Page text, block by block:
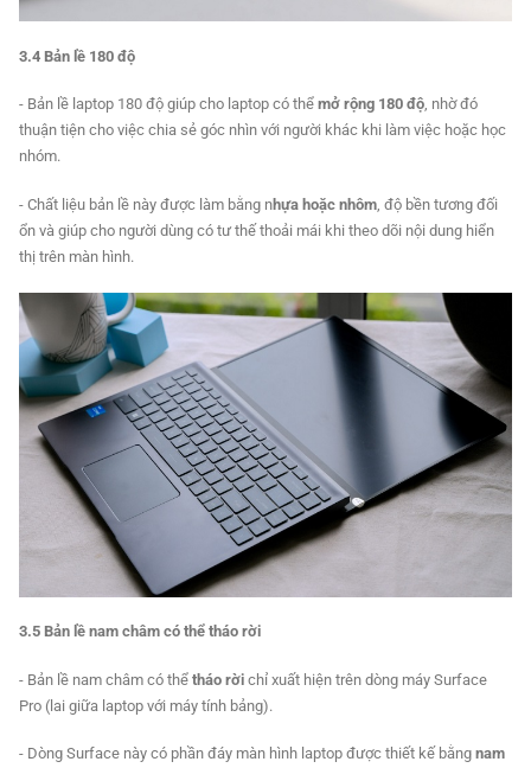
3.4 Bản lề 180 độ
- Bản lề laptop 180 độ giúp cho laptop có thể mở rộng 180 độ, nhờ đó
thuận tiện cho việc chia sẻ góc nhìn với người khác khi làm việc hoặc học
nhóm.
- Chất liệu bản lề này được làm bằng nhựa hoặc nhôm , độ bền tương đối
ổn và giúp cho người dùng có tư thế thoải mái khi theo dõi nội dung hiển
thị trên màn hình.
3.5 Bản lề nam châm có thể tháo rời
- Bản lề nam châm có thể tháo rời chỉ xuất hiện trên dòng máy Surface
Pro (lai giữa laptop với máy tính bảng).
- Dòng Surface này có phần đáy màn hình laptop được thiết kế bằng nam